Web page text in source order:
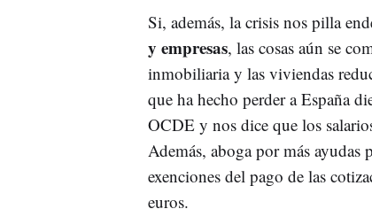
Si, además, la crisis nos pilla
y empresas, las cosas aún se
inmobiliaria y las viviendas
que ha hecho perder a España
OCDE y nos dice que los
Además, aboga por más ayudas
exenciones del pago de las
euros.